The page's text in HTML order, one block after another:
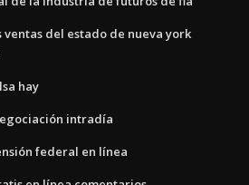
ventas del estado de nueva york
hay
intradía
federal en línea